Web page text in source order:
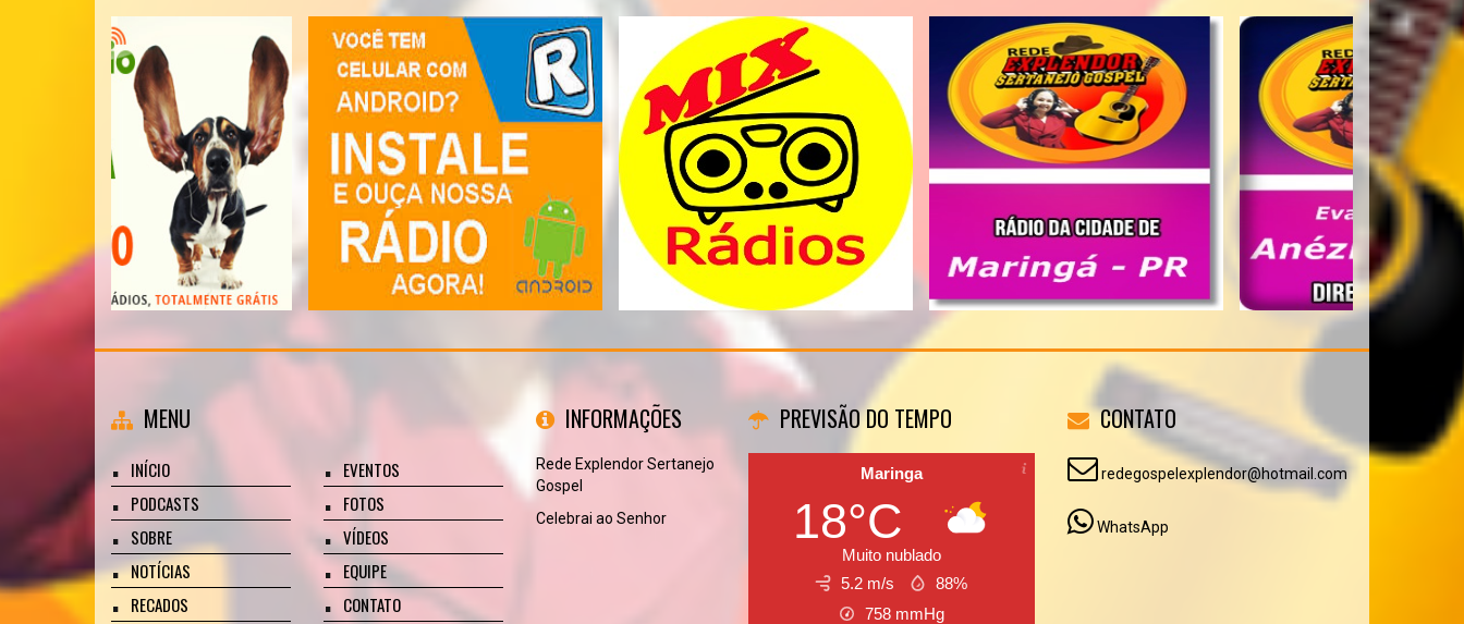
MENU
INÍCIO
PODCASTS
SOBRE
NOTÍCIAS
RECADOS
EVENTOS
FOTOS
VÍDEOS
EQUIPE
CONTATO
INFORMAÇÕES
Rede Explendor Sertanejo
Gospel
Celebrai ao Senhor
PREVISÃO DO TEMPO
Maringa
18°C
Muito nublado
5.2 m/s
88%
758 mmHg
CONTATO
redegospelexplendor@hotmail.com
WhatsApp